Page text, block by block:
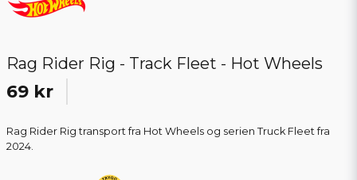
Rag Rider Rig - Track Fleet - Hot Wheels
69 kr
Rag Rider Rig transport fra Hot Wheels og serien Truck Fleet fra
2024.